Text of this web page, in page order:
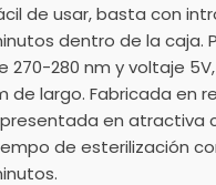
de usar, basta con
dentro de la caja.
270-280 nm y voltaje
de largo. Fabricada en
en atractiva
de esterilización